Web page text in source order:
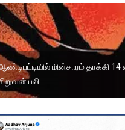
மின்சாரம் தாக்கி 14
பலி.